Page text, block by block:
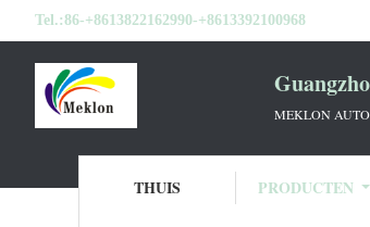
Tel.:86-+8613822162990-+8613392100968
MEKLON
THUIS PRODUCTEN